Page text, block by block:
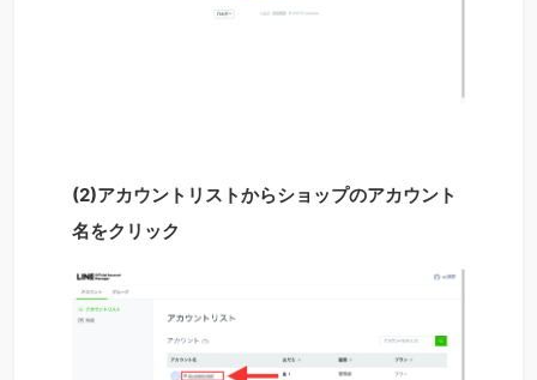
(2)アカウントリストからショップのアカウント
名をクリック